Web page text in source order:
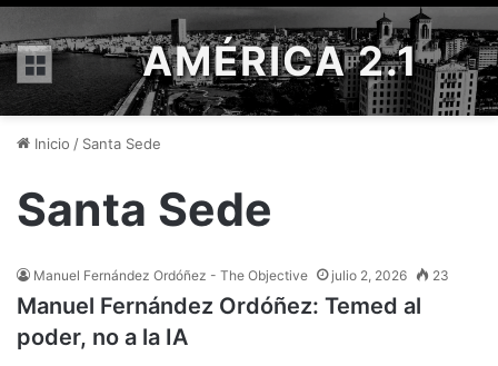
Menú AMÉRICA 2.1
Inicio / Santa Sede
Santa Sede
Manuel Fernández Ordóñez - The Objective julio 2, 2026 23
Manuel Fernández Ordóñez: Temed al
poder, no a la IA